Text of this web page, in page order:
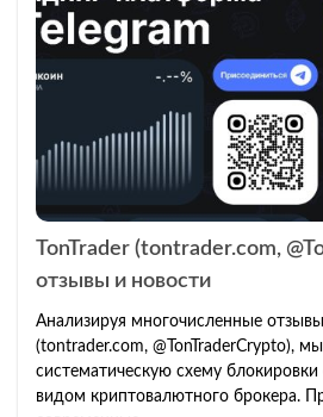
TonTrader (tontrader.com,
отзывы и новости
Анализируя многочисленные отзывы
(tontrader.com, @TonTraderCrypto),
систематическую схему
видом криптовалютного брокера.